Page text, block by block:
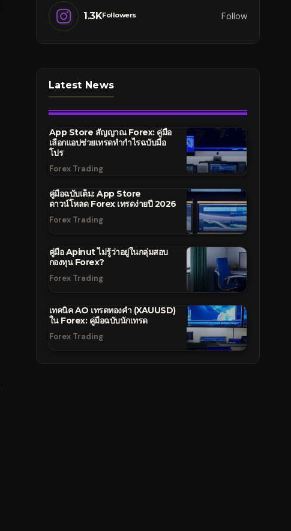
1.3KFollowers Follow
Latest News
App Store สัญญาณ Forex: คู่มือ
เลือกแอปช่วยเทรดทำกำไรฉบับมือ
โปร
Forex Trading
คู่มือฉบับเต็ม: App Store
ดาวน์โหลด Forex เทรดง่ายปี 2026
Forex Trading
คู่มือ Apinut ไม่รู้ว่าอยู่ในกลุ่มสอบ
กองทุน Forex?
Forex Trading
เทคนิค AO เทรดทองคำ (XAUUSD)
ใน Forex: คู่มือฉบับนักเทรด
Forex Trading